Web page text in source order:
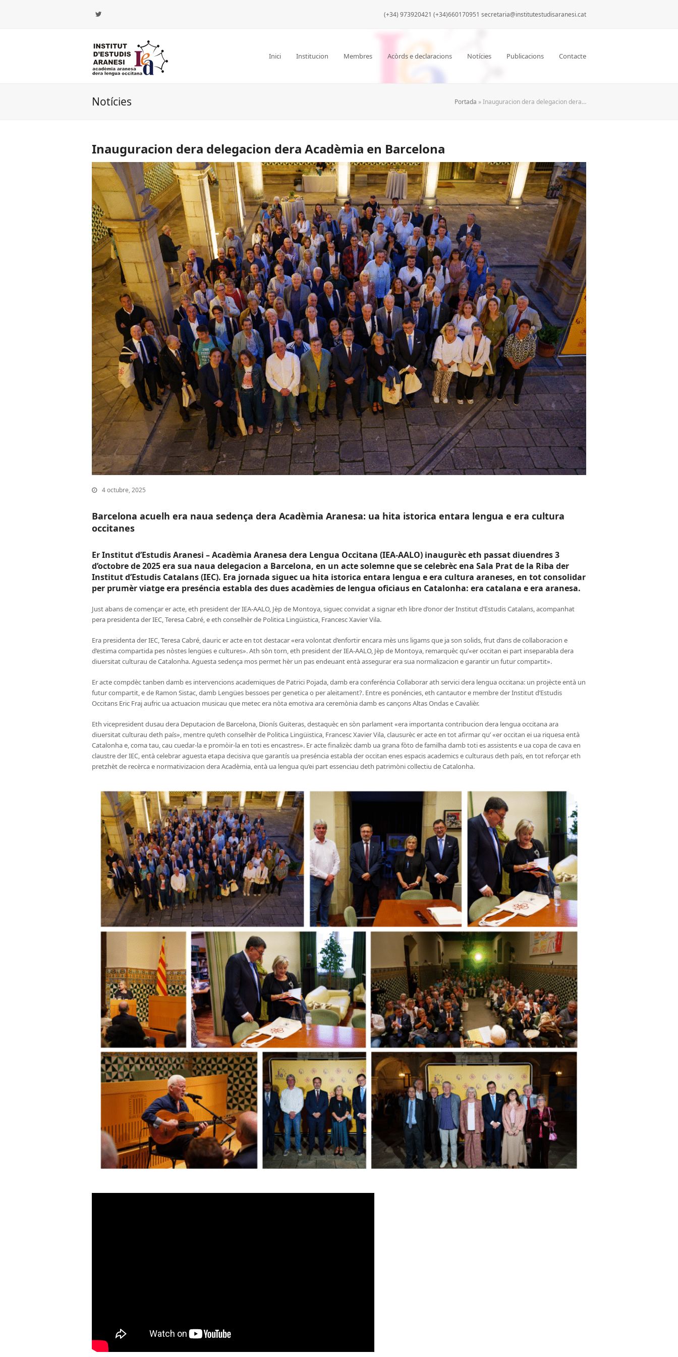
Twitter (+34) 973920421 (+34)660170951 secretaria@institutestudisaranesi.cat
Inici Institucion Membres Acòrds e declaracions Notícies Publicacions Contacte
Notícies Portada »Inauguracion dera delegacion dera…
Inauguracion dera delegacion dera Acadèmia en Barcelona
4 octubre, 2025
Barcelona acuelh era naua sedença dera Acadèmia Aranesa: ua hita istorica entara lengua e era cultura
occitanes
Er Institut d’Estudis Aranesi – Acadèmia Aranesa dera Lengua Occitana (IEA-AALO) inaugurèc eth passat diuendres 3
d’octobre de 2025 era sua naua delegacion a Barcelona, en un acte solemne que se celebrèc ena Sala Prat de la Riba der
Institut d’Estudis Catalans (IEC). Era jornada siguec ua hita istorica entara lengua e era cultura araneses, en tot consolidar
per prumèr viatge era preséncia establa des dues acadèmies de lengua oficiaus en Catalonha: era catalana e era aranesa.
Just abans de començar er acte, eth president der IEA-AALO, Jèp de Montoya, siguec convidat a signar eth libre d’onor der Institut d’Estudis Catalans, acompanhat
pera presidenta der IEC, Teresa Cabré, e eth conselhèr de Politica Lingüistica, Francesc Xavier Vila.
Era presidenta der IEC, Teresa Cabré, dauric er acte en tot destacar «era volontat d’enfortir encara mès uns ligams que ja son solids, frut d’ans de collaboracion e
d’estima compartida pes nòstes lengües e cultures». Ath sòn torn, eth president der IEA-AALO, Jèp de Montoya, remarquèc qu’«er occitan ei part inseparabla dera
diuersitat culturau de Catalonha. Aguesta sedença mos permet hèr un pas endeuant entà assegurar era sua normalizacion e garantir un futur compartit».
Er acte compdèc tanben damb es intervencions academiques de Patrici Pojada, damb era conferéncia Collaborar ath servici dera lengua occitana: un projècte entà un
futur compartit, e de Ramon Sistac, damb Lengües bessoes per genetica o per aleitament?. Entre es ponéncies, eth cantautor e membre der Institut d’Estudis
Occitans Eric Fraj aufric ua actuacion musicau que metec era nòta emotiva ara ceremònia damb es cançons Altas Ondas e Cavalièr.
Eth vicepresident dusau dera Deputacion de Barcelona, Dionís Guiteras, destaquèc en sòn parlament «era importanta contribucion dera lengua occitana ara
diuersitat culturau deth país», mentre qu’eth conselhèr de Politica Lingüistica, Francesc Xavier Vila, clausurèc er acte en tot afirmar qu’ «er occitan ei ua riquesa entà
Catalonha e, coma tau, cau cuedar-la e promòir-la en toti es encastres». Er acte finalizèc damb ua grana fòto de familha damb toti es assistents e ua copa de cava en
claustre der IEC, entà celebrar aguesta etapa decisiva que garantís ua preséncia establa der occitan enes espacis academics e culturaus deth país, en tot reforçar eth
pretzhèt de recèrca e normativizacion dera Acadèmia, entà ua lengua qu’ei part essenciau deth patrimòni collectiu de Catalonha.